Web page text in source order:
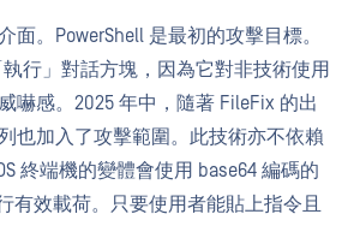
面。PowerShell 是最初的攻擊目標。
行」對話方塊，因為它對非技術使用
嚇感。2025 年中，隨著 FileFix 的出
也加入了攻擊範圍。此技術亦不依賴
終端機的變體會使用 base64 編碼的
有效載荷。只要使用者能貼上指令且